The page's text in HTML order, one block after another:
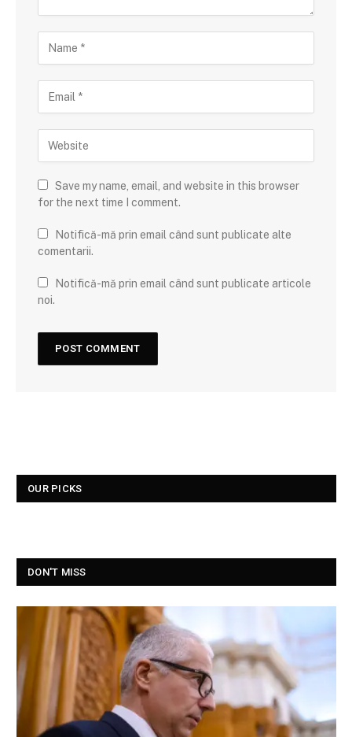
Save my name, email, and website in this browser
for the next time I comment.
Notifică-mă prin email când sunt publicate alte
comentarii.
Notifică-mă prin email când sunt publicate articole
noi.
OUR PICKS
DON'T MISS